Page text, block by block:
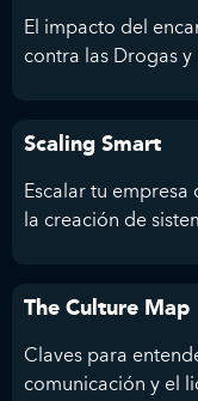
El impacto del
contra las Drogas
Scaling Smart
Escalar tu
la creación de
The Culture Map
Claves para
comunicación y el